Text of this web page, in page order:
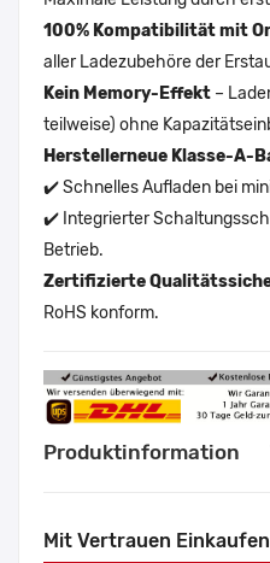
100% Kompatibilität mit
aller Ladezubehöre der
Kein Memory-Effekt –
teilweise) ohne
Herstellerneue Klasse-A-
✔️ Schnelles Aufladen bei
✔️ Integrierter
Betrieb.
Zertifizierte
RoHS konform.
Produktinformation
Mit Vertrauen